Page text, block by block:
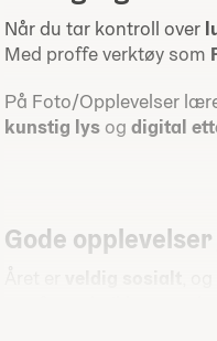
Når du tar kontroll over
Med proffe verktøy som
På Foto/Opplevelser
kunstig lys og digital
Gode
,
nye fototeknikker,